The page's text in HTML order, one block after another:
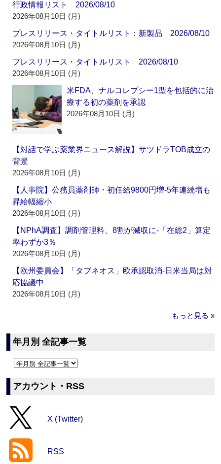
行政情報リスト 2026/08/10
2026年08月10日 (月)
プレスリリース・タイトルリスト：新製品 2026/08/10
2026年08月10日 (月)
プレスリリース・タイトルリスト 2026/08/10
2026年08月10日 (月)
米FDA、ナルコレプシー1型を包括的に治
療する初の薬剤を承認
2026年08月10日 (月)
【対話で学ぶ薬業界ニュース解説】サツドラTOB成立の
背景
2026年08月10日 (月)
【人事院】公務員薬剤師・初任給9800円増‐5年連続増も
昇給幅縮小
2026年08月10日 (月)
【NPhA調査】調剤管理料、8割が減収に‐「在総2」算定
率わずか3％
2026年08月10日 (月)
【欧州委員会】「タブネオス」欧承認取消‐日米当局は対
応協議中
2026年08月10日 (月)
もっと見る »
年月別 全記事一覧
アカウント・RSS
X (Twitter)
RSS